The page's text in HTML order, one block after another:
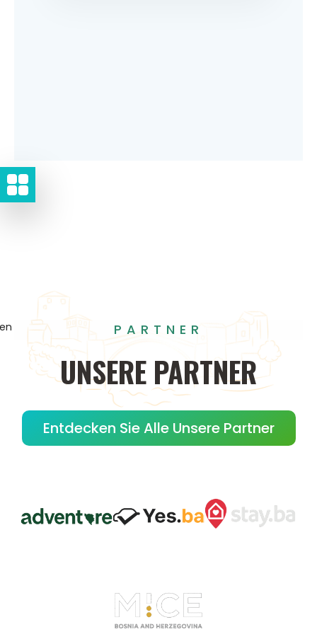
PARTNER
UNSERE PARTNER
Entdecken Sie Alle Unsere Partner